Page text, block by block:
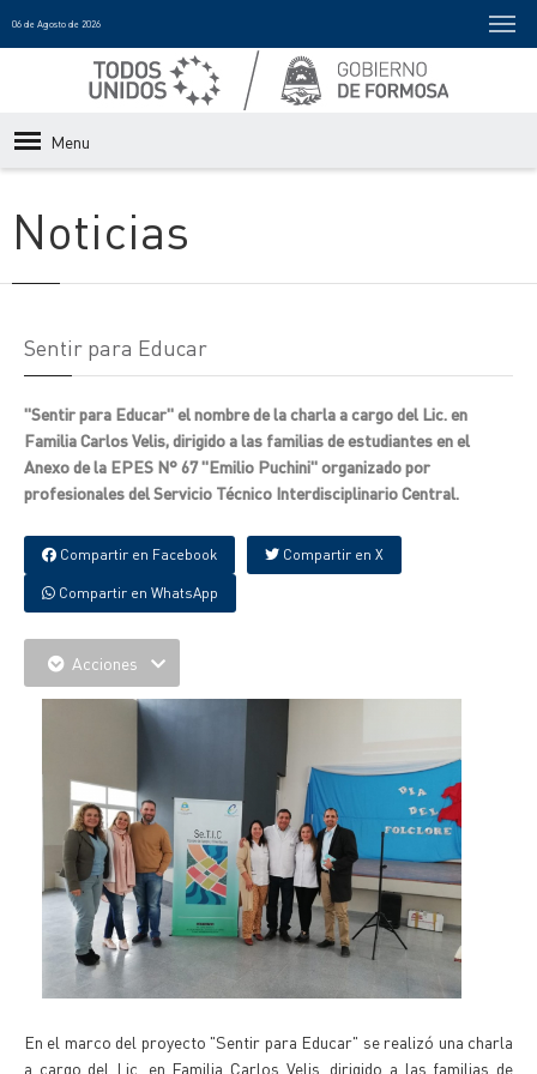
06 de Agosto de 2026
Menu
Noticias
Sentir para Educar
"Sentir para Educar" el nombre de la charla a cargo del Lic. en
Familia Carlos Velis, dirigido a las familias de estudiantes en el
Anexo de la EPES N° 67 "Emilio Puchini" organizado por
profesionales del Servicio Técnico Interdisciplinario Central.
Compartir en Facebook Compartir en X
Compartir en WhatsApp
Acciones
En el marco del proyecto "Sentir para Educar" se realizó una charla
a cargo del Lic. en Familia Carlos Velis, dirigido a las familias de